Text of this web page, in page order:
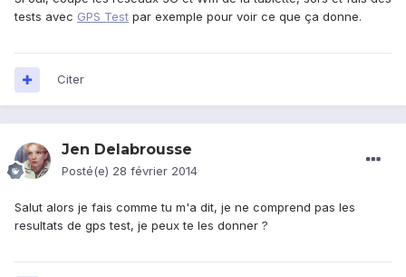
tests avec GPS Test par exemple pour voir ce que ça donne.
Citer
Jen Delabrousse
Posté(e) 28 février 2014
Salut alors je fais comme tu m'a dit, je ne comprend pas les
resultats de gps test, je peux te les donner ?